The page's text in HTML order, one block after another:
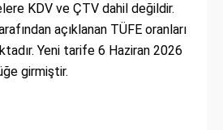
KDV ve ÇTV dahil değildir.
açıklanan TÜFE oranları
Yeni tarife 6 Haziran 2026
girmiştir.